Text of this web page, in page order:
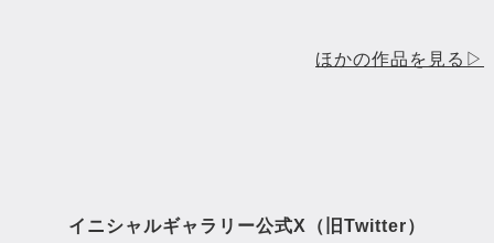
ほかの作品を見る▷
イニシャルギャラリー公式X（旧Twitter）